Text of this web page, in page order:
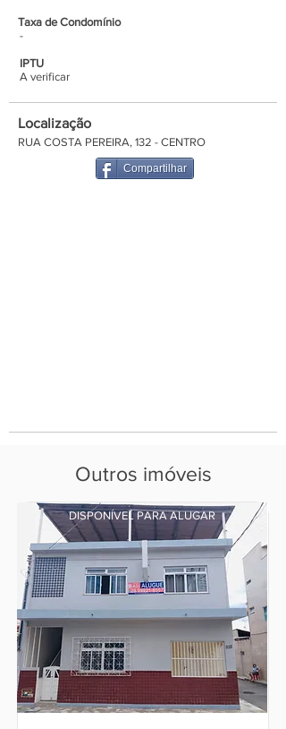
Taxa de Condomínio
-
IPTU
A verificar
Localização
RUA COSTA PEREIRA, 132 - CENTRO
Compartilhar
Outros imóveis
DISPONÍVEL PARA ALUGAR